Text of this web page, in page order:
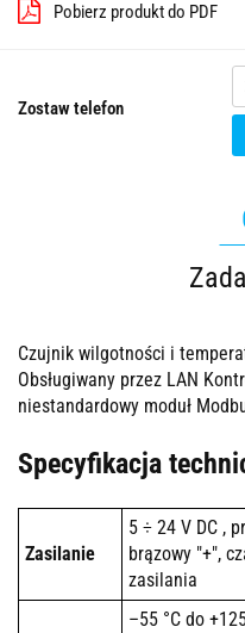
Pobierz produkt do PDF
Zostaw telefon
Czujnik wilgotności i
Obsługiwany przez LAN
niestandardowy moduł
Specyfikacja
Zasilanie
5 ÷ 24 V DC ,
brązowy "+",
zasilania
–55 °C do